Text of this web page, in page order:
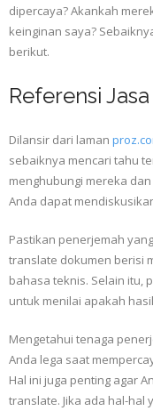
dipercaya? Akankah
keinginan saya?
berikut.
Referensi
Dilansir dari laman
sebaiknya mencari tahu
menghubungi mereka
Anda dapat
Pastikan penerjemah
translate dokumen berisi
bahasa teknis. Selain itu,
untuk menilai apakah
Mengetahui tenaga
Anda lega saat
Hal ini juga penting agar
translate. Jika ada hal-hal